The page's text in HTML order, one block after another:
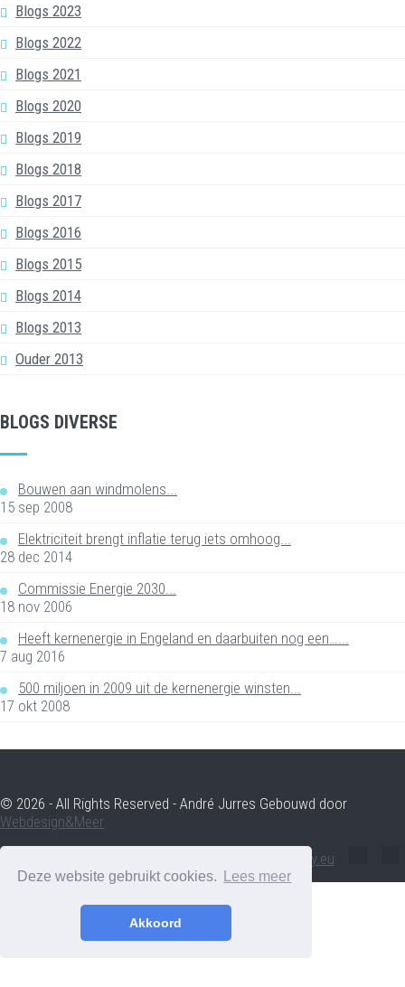
Deze website gebruikt cookies. Lees meer
Akkoord
Blogs 2023
Blogs 2022
Blogs 2021
Blogs 2020
Blogs 2019
Blogs 2018
Blogs 2017
Blogs 2016
Blogs 2015
Blogs 2014
Blogs 2013
Ouder 2013
BLOGS DIVERSE
Bouwen aan windmolens...
15 sep 2008
Elektriciteit brengt inflatie terug iets omhoog...
28 dec 2014
Commissie Energie 2030...
18 nov 2006
Heeft kernenergie in Engeland en daarbuiten nog een…...
7 aug 2016
500 miljoen in 2009 uit de kernenergie winsten...
17 okt 2008
© 2026 - All Rights Reserved - André Jurres Gebouwd door
Webdesign&Meer
andre.jurres@voltenergy.eu